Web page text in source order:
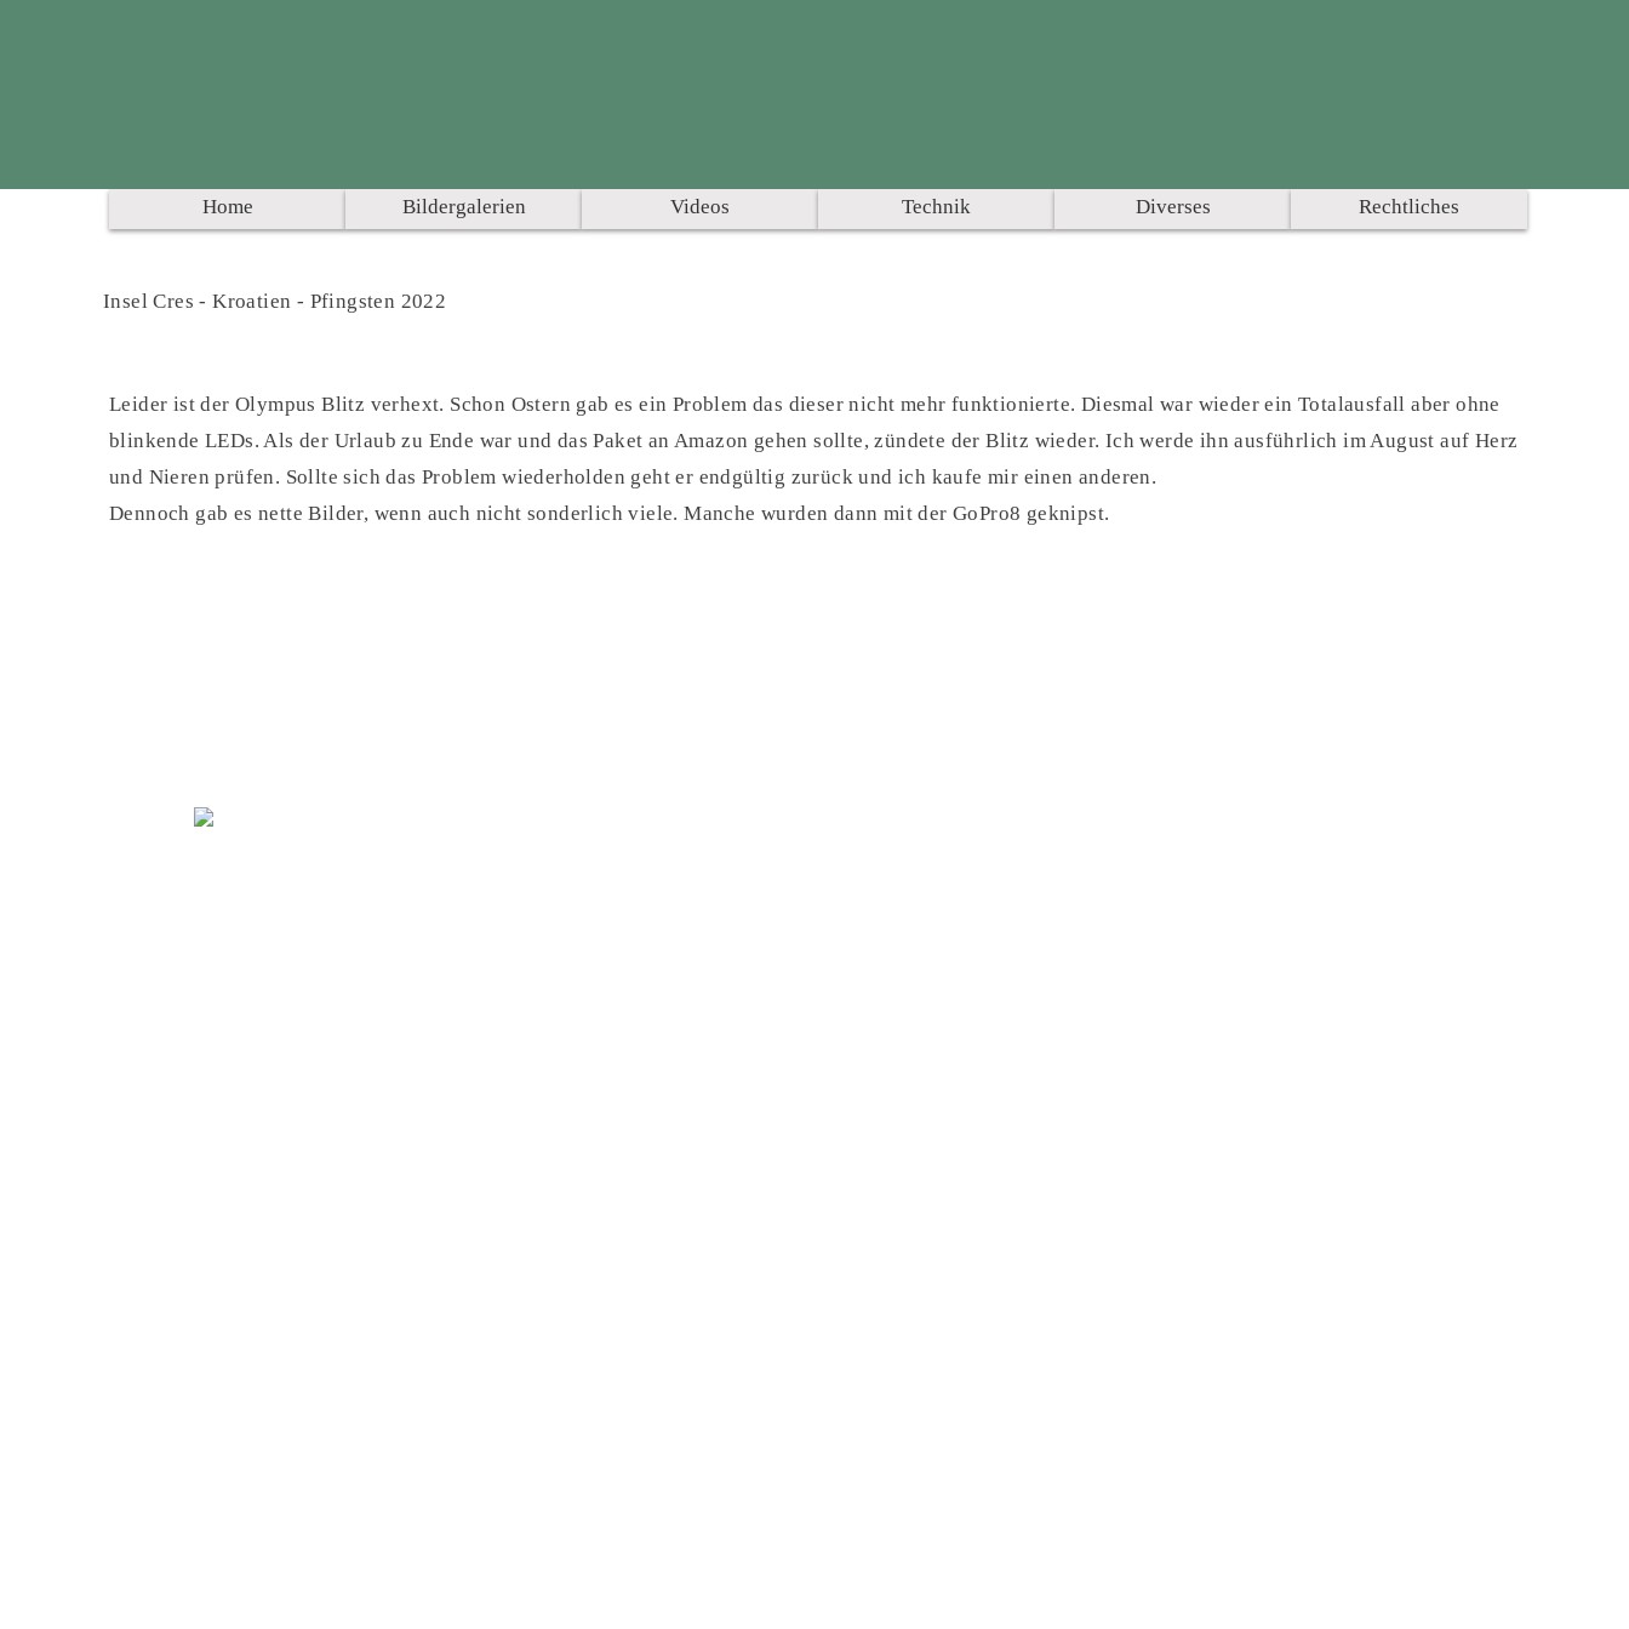
Home Bildergalerien Videos Technik Diverses Rechtliches
Insel Cres - Kroatien - Pfingsten 2022
Leider ist der Olympus Blitz verhext. Schon Ostern gab es ein Problem das dieser nicht mehr funktionierte. Diesmal war wieder ein Totalausfall aber ohne
blinkende LEDs. Als der Urlaub zu Ende war und das Paket an Amazon gehen sollte, zündete der Blitz wieder. Ich werde ihn ausführlich im August auf Herz
und Nieren prüfen. Sollte sich das Problem wiederholden geht er endgültig zurück und ich kaufe mir einen anderen.
Dennoch gab es nette Bilder, wenn auch nicht sonderlich viele. Manche wurden dann mit der GoPro8 geknipst.